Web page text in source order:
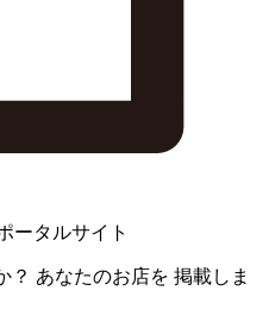
ータルサイト
？ あなたのお店を 掲載しま